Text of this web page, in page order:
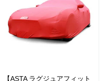
【ASTA ラグジュアフィット